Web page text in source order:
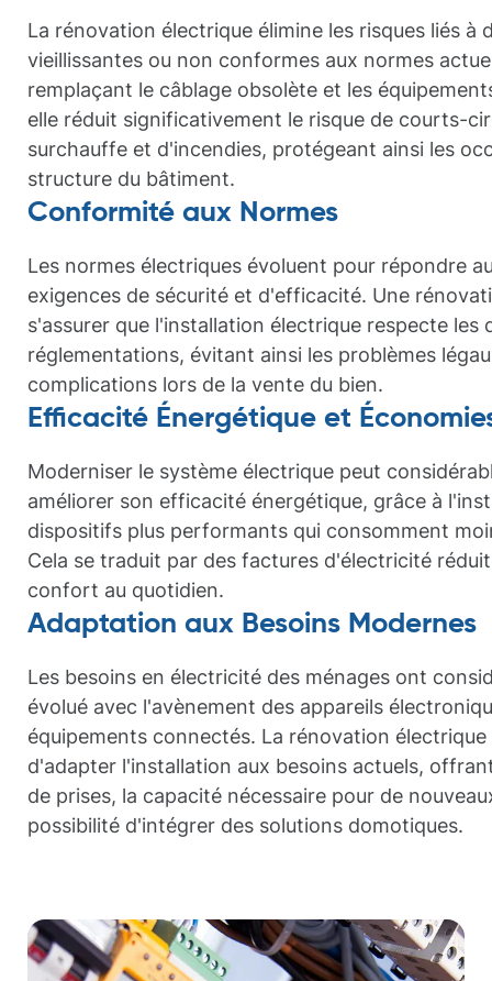
La rénovation électrique élimine les risques liés à
vieillissantes ou non conformes aux normes
remplaçant le câblage obsolète et les
elle réduit significativement le risque de courts-
surchauffe et d'incendies, protégeant ainsi les
structure du bâtiment.
Conformité aux Normes
Les normes électriques évoluent pour répondre
exigences de sécurité et d'efficacité. Une
s'assurer que l'installation électrique respecte les
réglementations, évitant ainsi les problèmes
complications lors de la vente du bien.
Efficacité Énergétique et
Moderniser le système électrique peut
améliorer son efficacité énergétique, grâce à
dispositifs plus performants qui consomment
Cela se traduit par des factures d'électricité
confort au quotidien.
Adaptation aux Besoins Modernes
Les besoins en électricité des ménages ont
évolué avec l'avènement des appareils
équipements connectés. La rénovation
d'adapter l'installation aux besoins actuels,
de prises, la capacité nécessaire pour de
possibilité d'intégrer des solutions domotiques.